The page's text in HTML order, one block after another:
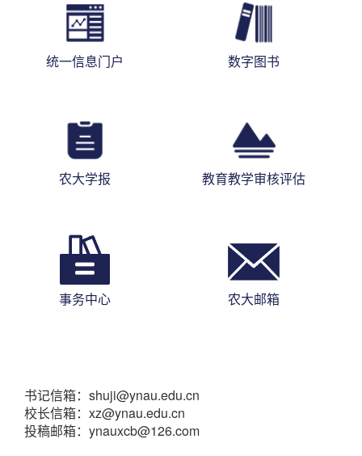
统一信息门户 数字图书
农大学报 教育教学审核评估
事务中心 农大邮箱
书记信箱：shuji@ynau.edu.cn
校长信箱：xz@ynau.edu.cn
投稿邮箱：ynauxcb@126.com